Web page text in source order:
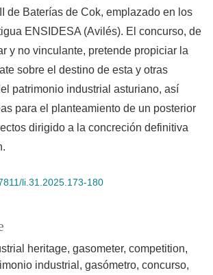
heritage gasometer competition
industrial gasómetro concurso
de Baterías de Cok, emplazado en los
ENSIDESA (Avilés). El concurso, de
y no vinculante, pretende propiciar la
sobre el destino de esta y otras
patrimonio industrial asturiano, así
para el planteamiento de un posterior
dirigido a la concreción definitiva
li.31.2025.173-180